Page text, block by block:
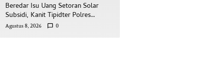
Beredar Isu Uang Setoran Solar
Subsidi, Kanit Tipidter Polres
Pinrang Beri Bantahan Tegas
Agustus 8, 2026 0